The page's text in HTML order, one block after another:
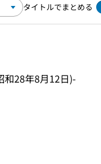
タイトルでまとめる
和28年8月12日)-